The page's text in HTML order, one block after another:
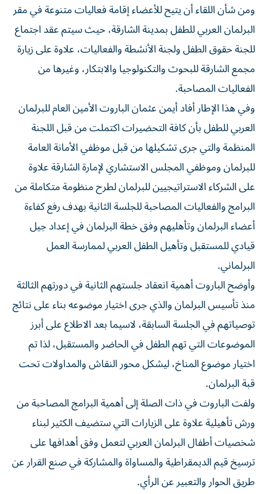
ومن شأن اللقاء أن يتيح للأعضاء إقامة فعاليات متنوعة في مقر
البرلمان العربي للطفل بمدينة الشارقة، حيث سيتم عقد اجتماع
للجنة حقوق الطفل ولجنة الأنشطة والفعاليات، علاوة على زيارة
مجمع الشارقة للبحوث والتكنولوجيا والابتكار، وغيرها من
الفعاليات المصاحبة.
وفي هذا الإطار أفاد أيمن عثمان الباروت الأمين العام للبرلمان
العربي للطفل بأن كافة التحضيرات اكتملت من قبل اللجنة
المنظمة والتي جرى تشكيلها من قبل موظفي الأمانة العامة
للبرلمان وموظفي المجلس الاستشاري لإمارة الشارقة علاوة
على الشركاء الاستراتيجيين للبرلمان لطرح منظومة متكاملة من
البرامج والفعاليات المصاحبة للجلسة الثانية بهدف رفع كفاءة
أعضاء البرلمان وتأهليهم وفق خطة البرلمان في إعداد جيل
قيادي للمستقبل وتأهيل الطفل العربي لممارسة العمل
البرلماني.
وأوضح الباروت أهمية انعقاد جلستهم الثانية في دورتهم الثالثة
منذ تأسيس البرلمان والذي جرى اختيار موضوعه بناء على نتائج
توصياتهم في الجلسة السابقة، لاسيما بعد الاطلاع على أبرز
الموضوعات التي تهم الطفل في الحاضر والمستقبل، لذا تم
اختيار موضوع المناخ، ليشكل محور النقاش والمداولات تحت
قبة البرلمان.
ولفت الباروت في ذات الصلة إلى أهمية البرامج المصاحبة من
ورش تأهيلية علاوة على الزيارات التي ستضيف الكثير لبناء
شخصيات أطفال البرلمان العربي لتعمل وفق أهدافها على
ترسيخ قيم الديمقراطية والمساواة والمشاركة في صنع القرار عن
طريق الحوار والتعبير عن الرأي.